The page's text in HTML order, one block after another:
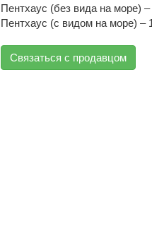
Пентхаус (без вида на море)
Пентхаус (с видом на море) –
Связаться с продавцом